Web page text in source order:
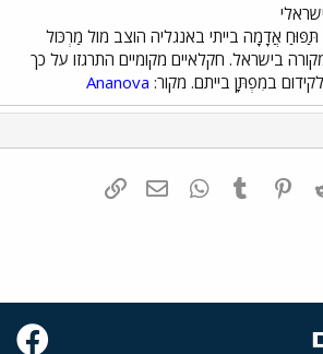
תַּפּוּחַ אֲדָמָה בייתי באנגליה הוצב מול מַרְכּוֹל
בישראל. חקלאיים מקומיים התרגזו על כך
במִפְתָּן בייתם. מקור: Ananova
Reddit
Pinterest
Tumblr
WhatsAppדואר אלקטרוני